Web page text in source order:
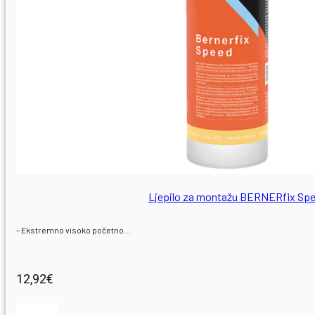
Ljepilo za montažu BERNERfix
– Ekstremno visoko početno…
12,92€